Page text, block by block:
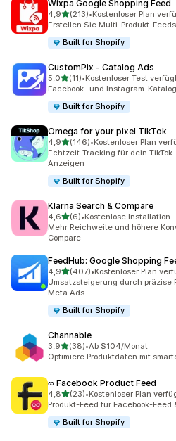
Wixpa Google Shopping Feed
4,9von 5 Sternen
(213)
213 Rezensionen insgesamt
•Kostenloser Plan
Erstellen Sie Multi-Produkt-
Built for Shopify
CustomPix ‑ Catalog Ads
5,0von 5 Sternen
(11)
11 Rezensionen insgesamt
•Kostenloser Test
Facebook- und Instagram-
Built for Shopify
Omega for your pixel TikTok
4,9von 5 Sternen
(146)
146 Rezensionen insgesamt
•Kostenloser Plan
Echtzeit-Tracking für dein
Anzeigen
Built for Shopify
Klarna Search & Compare
4,6von 5 Sternen
(6)
6 Rezensionen insgesamt
•Kostenlose Installation
Mehr Reichweite und höhere
Compare
FeedHub: Google Shopping
4,9von 5 Sternen
(407)
407 Rezensionen insgesamt
•Kostenloser Plan
Umsatzsteigerung durch präzise
Meta Ads
Built for Shopify
Channable
3,9von 5 Sternen
(38)
38 Rezensionen insgesamt
•Ab $104/Monat
Optimiere Produktdaten mit
∞ Facebook Product Feed
4,8von 5 Sternen
(23)
23 Rezensionen insgesamt
•Kostenloser Plan
Produkt-Feed für Facebook-
Built for Shopify